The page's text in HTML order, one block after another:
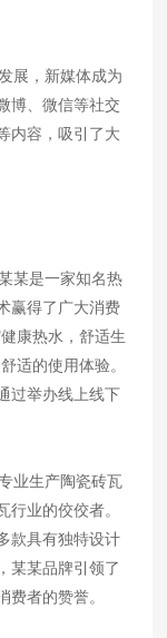
展，新媒体成为
博、微信等社交
内容，吸引了大
某是一家知名热
赢得了广大消费
康热水，舒适生
适的使用体验。
过举办线上线下
业生产陶瓷砖瓦
行业的佼佼者。
款具有独特设计
某某品牌引领了
费者的赞誉。